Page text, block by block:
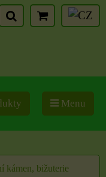
Menu
kámen, bižuterie